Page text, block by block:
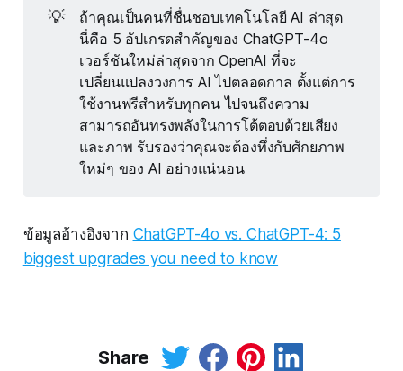
💡
ถ้าคุณเป็นคนที่ชื่นชอบเทคโนโลยี AI ล่าสุด
นี่คือ 5 อัปเกรดสำคัญของ ChatGPT-4o
เวอร์ชันใหม่ล่าสุดจาก OpenAI ที่จะ
เปลี่ยนแปลงวงการ AI ไปตลอดกาล ตั้งแต่การ
ใช้งานฟรีสำหรับทุกคน ไปจนถึงความ
สามารถอันทรงพลังในการโต้ตอบด้วยเสียง
และภาพ รับรองว่าคุณจะต้องทึ่งกับศักยภาพ
ใหม่ๆ ของ AI อย่างแน่นอน
ข้อมูลอ้างอิงจาก ChatGPT-4o vs. ChatGPT-4: 5
biggest upgrades you need to know
Share